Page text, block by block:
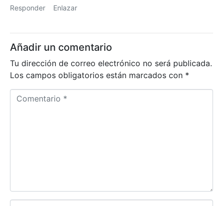
Responder Enlazar
Añadir un comentario
Tu dirección de correo electrónico no será publicada.
Los campos obligatorios están marcados con *
i
o